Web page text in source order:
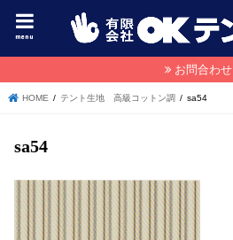
menu
お問合わせ
HOME テント生地 高級コットン調 sa54
sa54